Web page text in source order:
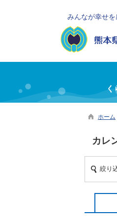
みんなが幸せ
く
ホーム
カレ
絞り